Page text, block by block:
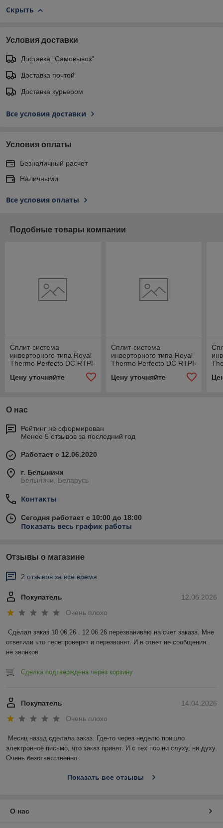
Скрыть
Условия доставки
Доставка "Самовывоз"
Доставка почтой
Доставка курьером
Все условия доставки
Условия оплаты
Безналичный расчет
Наличными
Все условия оплаты
Подобные товары компании
Сплит-система
инверторного типа Royal
Thermo Perfecto DC RTPI-
Цену уточняйте
Сплит-система
инверторного типа Royal
Thermo Perfecto DC RTPI-
Цену уточняйте
О нас
Рейтинг не сформирован
Менее 5 отзывов за последний год
Работает с 12.06.2020
г. Белыничи
Белыничи, Беларусь
Контакты
Сегодня работает с 10:00 до 18:00
Показать весь график работы
Отзывы о магазине
2 отзывов за всё время
12.06.2026
Покупатель
Очень плохо
Сделал заказ 10.06.26 . 12.06.26 перезваниваю на счет заказа. Мне
ответили что перепроверят и перезвонят. И в ответ не сообщения .
не звонков.
Сделка подтверждена через корзину
14.04.2026
Покупатель
Очень плохо
Месяц назад сделала заказ. Где-то через неделю пришло
электронное письмо, что заказ принят. И с тех пор ни слуху, ни духу.
Очень безответственно.
Показать все отзывы
О нас